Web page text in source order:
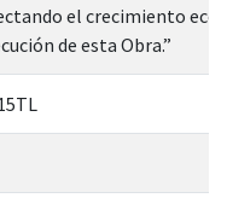
el crecimiento
de esta Obra.”